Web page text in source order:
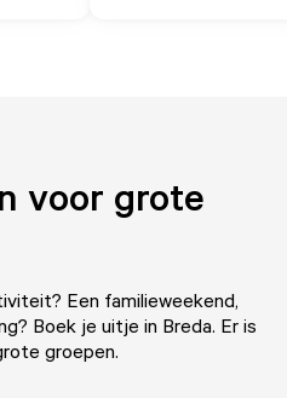
voor grote
Een familieweekend,
Boek je uitje in Breda. Er is
groepen.